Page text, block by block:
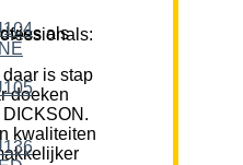
professionals:
is stap
doeken
kwaliteiten